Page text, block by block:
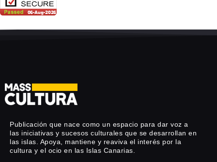
Publicación que nace como un espacio para dar voz a
las iniciativas y sucesos culturales que se desarrollan en
las islas. Apoya, mantiene y reaviva el interés por la
cultura y el ocio en las Islas Canarias.